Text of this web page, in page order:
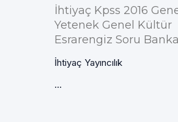
İhtiyaç Kpss 2016
Yetenek Genel Kültür
Esrarengiz Soru
İhtiyaç Yayıncılık
...